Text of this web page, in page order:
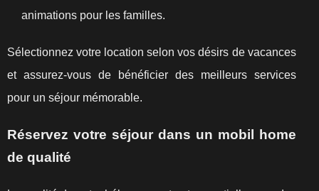
animations pour les familles.
Sélectionnez votre location selon vos désirs de vacances
et assurez-vous de bénéficier des meilleurs services
pour un séjour mémorable.
Réservez votre séjour dans un mobil home
de qualité